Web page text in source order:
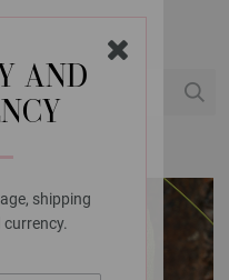
AND
shipping